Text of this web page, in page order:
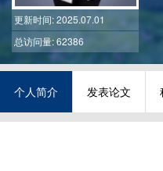
更新时间: 2025.07.01
总访问量: 62386
个人简介 发表论文